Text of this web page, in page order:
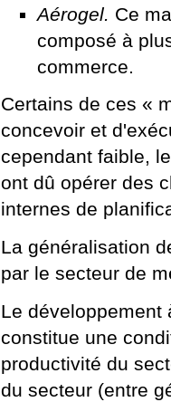
Aérogel. Ce
composé à
commerce.
Certains de ces «
concevoir et
cependant faible,
ont dû opérer des
internes de
La généralisation
par le secteur de
Le développement
constitue une
productivité du
du secteur (entre